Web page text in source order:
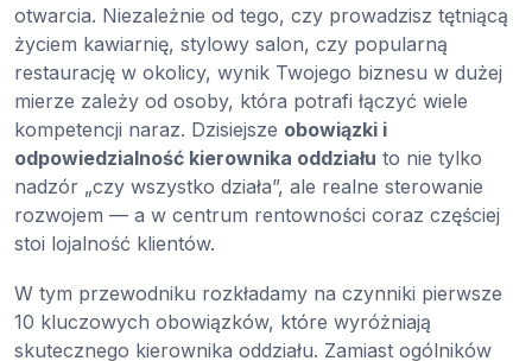
otwarcia. Niezależnie od tego, czy prowadzisz tętniącą
życiem kawiarnię, stylowy salon, czy popularną
restaurację w okolicy, wynik Twojego biznesu w dużej
mierze zależy od osoby, która potrafi łączyć wiele
kompetencji naraz. Dzisiejsze obowiązki i
odpowiedzialność kierownika oddziału to nie tylko
nadzór „czy wszystko działa”, ale realne sterowanie
rozwojem — a w centrum rentowności coraz częściej
stoi lojalność klientów.
W tym przewodniku rozkładamy na czynniki pierwsze
10 kluczowych obowiązków, które wyróżniają
skutecznego kierownika oddziału. Zamiast ogólników